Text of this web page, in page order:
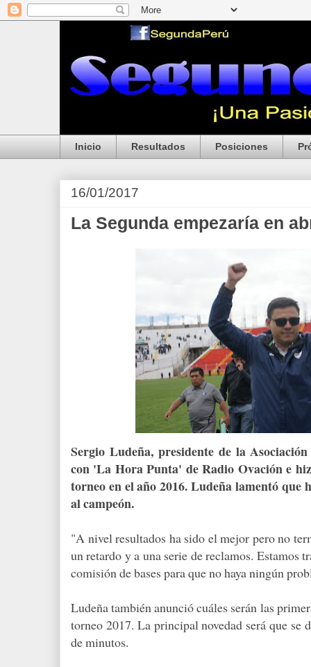
Inicio Resultados Posiciones
16/01/2017
La Segunda empezaría en
Sergio Ludeña, presidente de la
con 'La Hora Punta' de Radio Ovación e
torneo en el año 2016. Ludeña lamentó
al campeón.
"A nivel resultados ha sido el mejor pero no
un retardo y a una serie de reclamos. Estamos
comisión de bases para que no haya ningún
Ludeña también anunció cuáles serán las
torneo 2017. La principal novedad será que se
de minutos.